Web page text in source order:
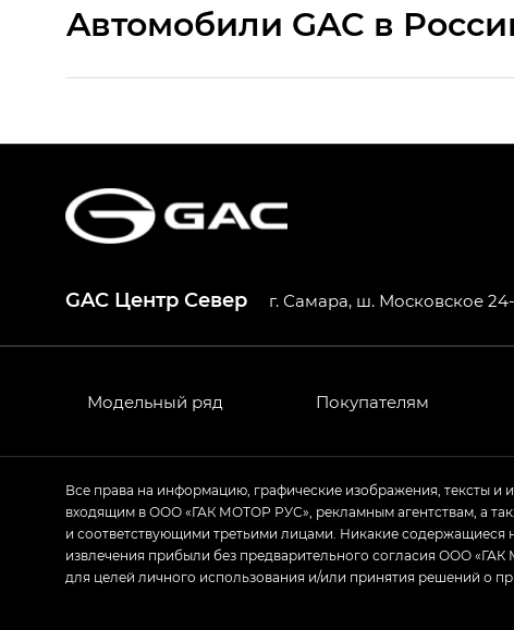
Aвтомобили GAC в
HYPTEC HT — Хайптек Эйч Ти (HYPTEC HT)
GL
GS4 — Джи Эс 4 (GS4) в комплектациях
Empow — Эмпау (Empow) в комплектации
GAC Центр Север г. Самара, ш. Московское 24-
Модельный ряд Покупателям
Все права на информацию, графические изображения, тексты
входящим в ООО «ГАК МОТОР РУС», рекламным агентствам, а
и соответствующими третьими лицами. Никакие содержащиеся
извлечения прибыли без предварительного согласия ООО
для целей личного использования и/или принятия решений о